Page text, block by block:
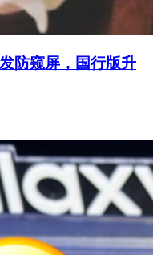
防窥屏，国行版升